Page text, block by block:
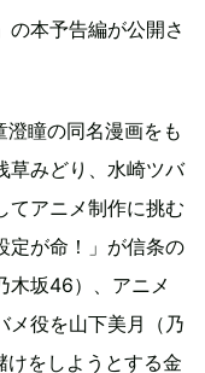
の本予告編が公開さ
瞳の同名漫画をも
草みどり、水崎ツバ
てアニメ制作に挑む
定が命！」が信条の
木坂46）、アニメ
メ役を山下美月（乃
をしようとする金